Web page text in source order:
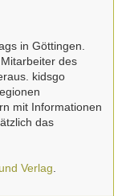
in Göttingen.
des
kidsgo
mit Informationen
das
Verlag.